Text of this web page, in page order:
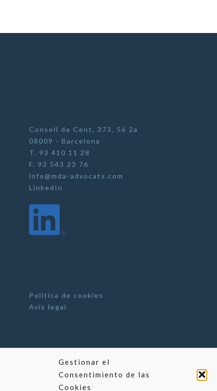
Gestionar el
Consentimiento de las
Cookies
Consell de Cent, 373, 5è 2a
08009 - Barcelona
T. 93 410 11 28
F. 93 543 23 76
info@mda-advocats.com
LinkedIn
Política de cookies
Avís legal